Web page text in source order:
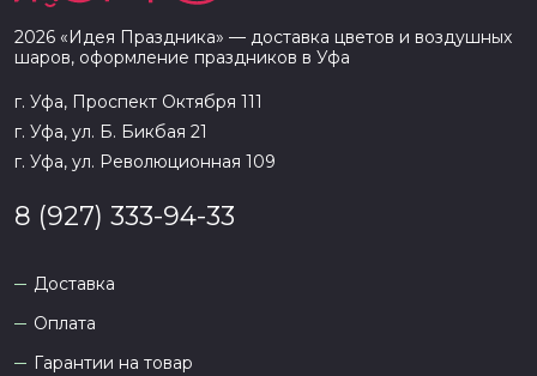
2026 «Идея Праздника» — доставка цветов и воздушных
шаров, оформление праздников в Уфа
г. Уфа, Проспект Октября 111
г. Уфа, ул. Б. Бикбая 21
г. Уфа, ул. Революционная 109
8 (927) 333-94-33
Доставка
Оплата
Гарантии на товар